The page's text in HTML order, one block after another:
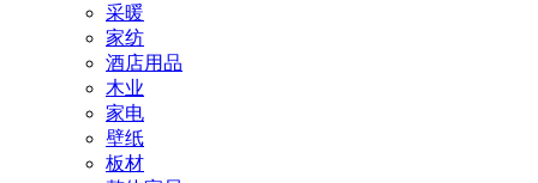
采暖
家纺
酒店用品
木业
家电
壁纸
板材